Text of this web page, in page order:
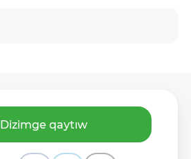
Dizimge qaytıw